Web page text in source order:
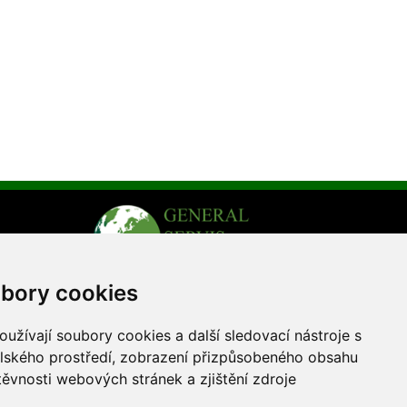
cookies
soubory cookies a další sledovací nástroje s
prostředí, zobrazení přizpůsobeného obsahu
webových stránek a zjištění zdroje